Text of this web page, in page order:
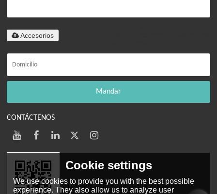
Accesorios
Mandar
CONTÁCTENOS
Cookie settings
We use cookies to provide you with the best possible
experience. They also allow us to analyze user